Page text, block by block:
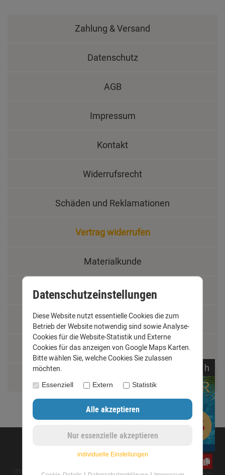
Zahlung & Versand
Datenschutz
AGB
Impressum
Kontakt
Widerrufsrecht
Schäden und Reklamationen
Vertrag widerrufen
Materialkunde
Fachbegriffe
Jobs
Montage und Installationshilfen
©opyright 2020 - www.dachrinnen-shop.de
h
ified eCommerce Shopsoftware © 2009-2026
Datenschutzeinstellungen
Diese Website nutzt essentielle Cookies die zum
Betrieb der Website notwendig sind sowie Analyse-
Cookies für die Website-Statistik und Externe
Cookies für das anzeigen von Google Maps Karten.
Bitte wählen Sie, welche Cookies Sie zulassen
möchten.
Essenziell Extern Statistik
individuelle Einstellungen